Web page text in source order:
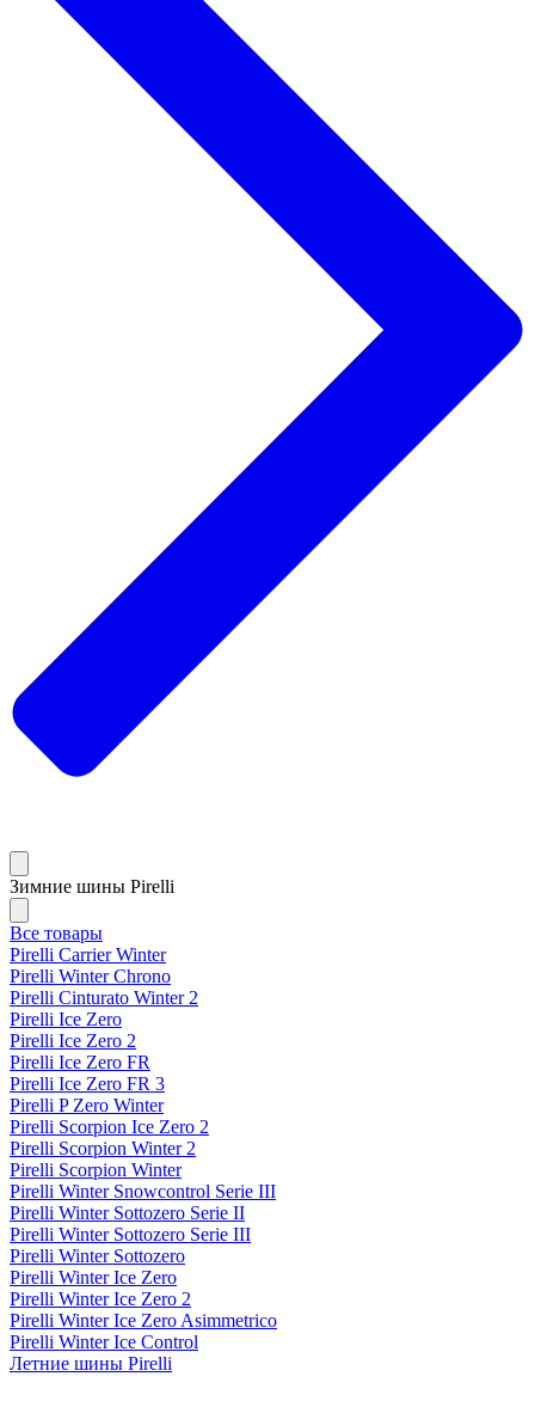
Зимние шины Pirelli
Все товары
Pirelli Carrier Winter
Pirelli Winter Chrono
Pirelli Cinturato Winter 2
Pirelli Ice Zero
Pirelli Ice Zero 2
Pirelli Ice Zero FR
Pirelli Ice Zero FR 3
Pirelli P Zero Winter
Pirelli Scorpion Ice Zero 2
Pirelli Scorpion Winter 2
Pirelli Scorpion Winter
Pirelli Winter Snowcontrol Serie III
Pirelli Winter Sottozero Serie II
Pirelli Winter Sottozero Serie III
Pirelli Winter Sottozero
Pirelli Winter Ice Zero
Pirelli Winter Ice Zero 2
Pirelli Winter Ice Zero Asimmetrico
Pirelli Winter Ice Control
Летние шины Pirelli